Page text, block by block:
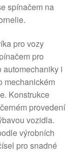
spínačem na
pro vozy
pro
automechaniky i
mechanickém
Konstrukce
provedení
vozidla.
výrobních
pro snadné